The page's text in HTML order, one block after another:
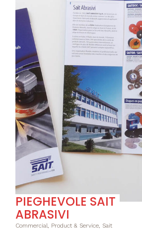
PIEGHEVOLE SAIT
ABRASIVI
Commercial, Product & Service, Sait